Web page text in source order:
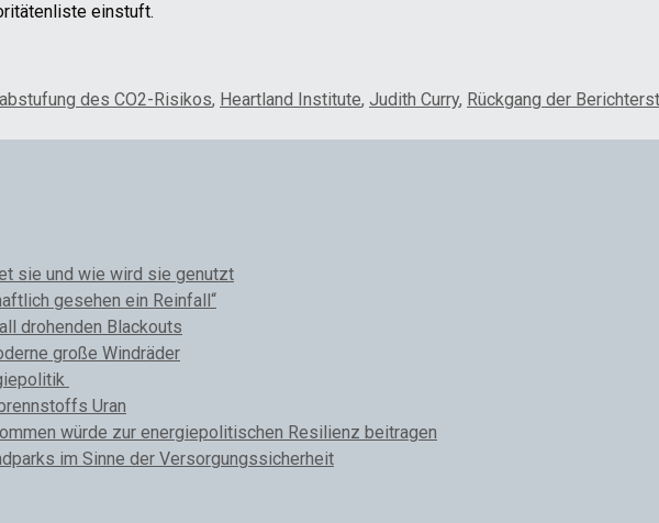
einstuft.
des CO2-Risikos, Heartland Institute, Judith Curry, Rückgang der
sie und wie wird sie genutzt
gesehen ein Reinfall“
drohenden Blackouts
große Windräder
Uran
würde zur energiepolitischen Resilienz beitragen
im Sinne der Versorgungssicherheit